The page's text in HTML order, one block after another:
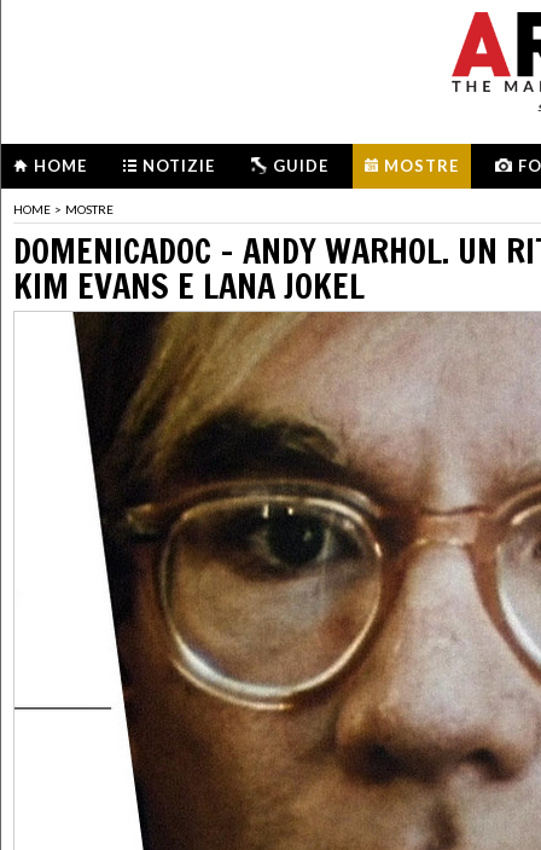
HOME NOTIZIE GUIDE MOSTRE
HOME > MOSTRE
DOMENICADOC - ANDY WARHOL. UN
KIM EVANS E LANA JOKEL